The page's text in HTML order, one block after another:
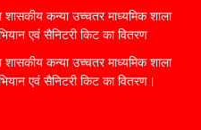
शासकीय कन्या उच्चतर माध्यमिक शाला
एवं सैनिटरी किट का वितरण
शासकीय कन्या उच्चतर माध्यमिक शाला
एवं सैनिटरी किट का वितरण।